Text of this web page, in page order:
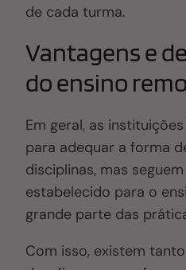
de cada turma.
Vantagens e
do ensino
Em geral, as
para adequar a forma
disciplinas, mas
estabelecido para o
grande parte das
Com isso, existem